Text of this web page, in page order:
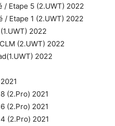
Etape 5 (2.UWT) 2022
Etape 1 (2.UWT) 2022
2022
(2.UWT) 2022
2022
(2.Pro) 2021
(2.Pro) 2021
(2.Pro) 2021